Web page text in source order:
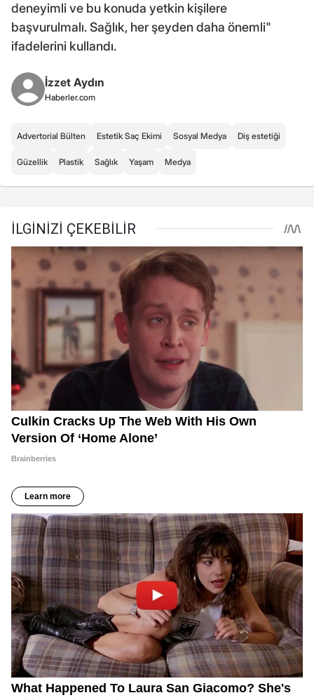
deneyimli ve bu konuda yetkin kişilere
başvurulmalı. Sağlık, her şeyden daha önemli"
ifadelerini kullandı.
İzzet Aydın
Haberler.com
Advertorial Bülten Estetik Saç Ekimi Sosyal Medya Diş estetiği
Güzellik Plastik Sağlık Yaşam Medya